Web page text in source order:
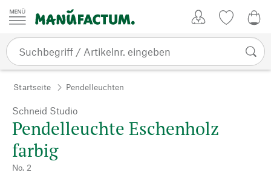
Zum Inhalt springen
Startseite Pendelleuchten
Schneid Studio
Pendelleuchte Eschenholz
farbig
No. 2